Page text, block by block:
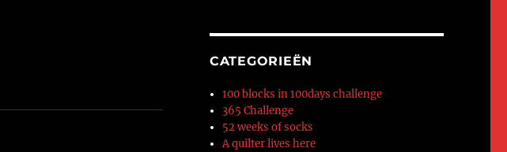
CATEGORIEËN
100 blocks in 100days challenge
365 Challenge
52 weeks of socks
A quilter lives here